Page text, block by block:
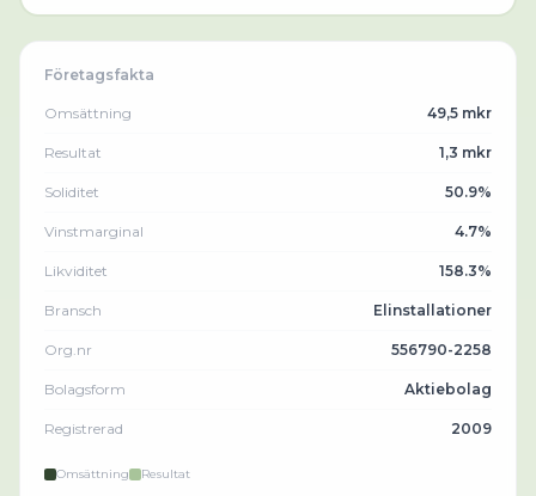
Företagsfakta
Omsättning 49,5 mkr
Resultat 1,3 mkr
Soliditet 50.9%
Vinstmarginal 4.7%
Likviditet 158.3%
Bransch Elinstallationer
Org.nr 556790-2258
Bolagsform Aktiebolag
Registrerad 2009
Omsättning Resultat